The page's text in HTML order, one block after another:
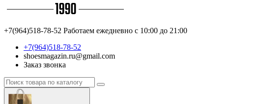
+7(964)518-78-52 Работаем ежедневно с 10:00 до 21:00
+7(964)518-78-52
shoesmagazin.ru@gmail.com
Заказ звонка